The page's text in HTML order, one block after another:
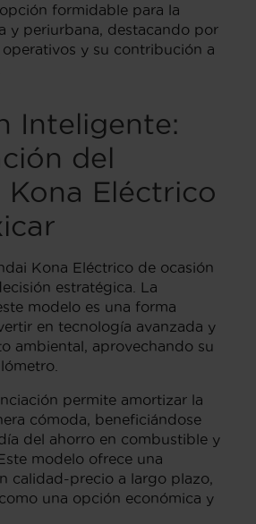
formidable para la
y periurbana, destacando por
operativos y su contribución a
Inteligente:
del
Kona Eléctrico
Kona Eléctrico de ocasión
estratégica. La
modelo es una forma
en tecnología avanzada y
ambiental, aprovechando su
permite amortizar la
cómoda, beneficiándose
del ahorro en combustible y
modelo ofrece una
calidad-precio a largo plazo,
una opción económica y